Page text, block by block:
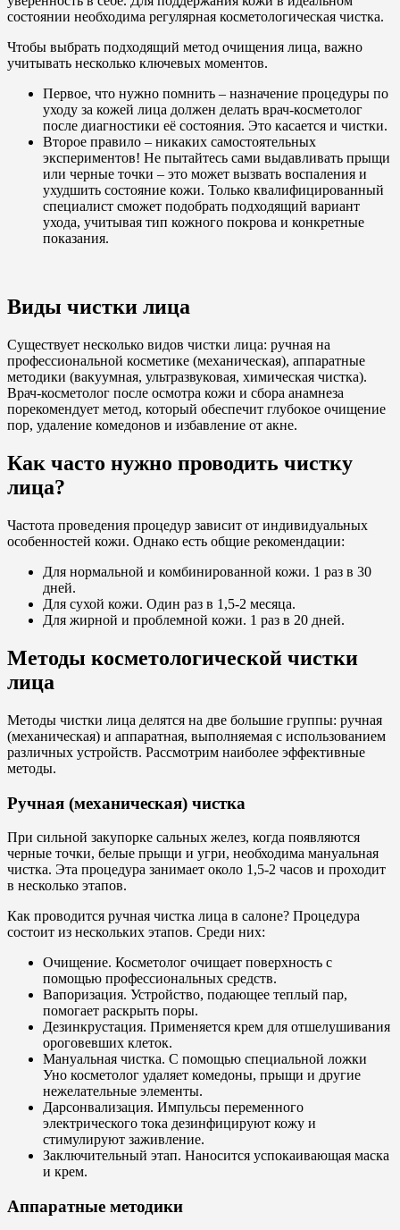
состоянии необходима регулярная косметологическая чистка.
Чтобы выбрать подходящий метод очищения лица, важно
учитывать несколько ключевых моментов.
Первое, что нужно помнить – назначение процедуры по
уходу за кожей лица должен делать врач-косметолог
после диагностики её состояния. Это касается и чистки.
Второе правило – никаких самостоятельных
экспериментов! Не пытайтесь сами выдавливать прыщи
или черные точки – это может вызвать воспаления и
ухудшить состояние кожи. Только квалифицированный
специалист сможет подобрать подходящий вариант
ухода, учитывая тип кожного покрова и конкретные
показания.
Виды чистки лица
Существует несколько видов чистки лица: ручная на
профессиональной косметике (механическая), аппаратные
методики (вакуумная, ультразвуковая, химическая чистка).
Врач-косметолог после осмотра кожи и сбора анамнеза
порекомендует метод, который обеспечит глубокое очищение
пор, удаление комедонов и избавление от акне.
Как часто нужно проводить чистку
лица?
Частота проведения процедур зависит от индивидуальных
особенностей кожи. Однако есть общие рекомендации:
Для нормальной и комбинированной кожи. 1 раз в 30
дней.
Для сухой кожи. Один раз в 1,5-2 месяца.
Для жирной и проблемной кожи. 1 раз в 20 дней.
Методы косметологической чистки
лица
Методы чистки лица делятся на две большие группы: ручная
(механическая) и аппаратная, выполняемая с использованием
различных устройств. Рассмотрим наиболее эффективные
методы.
Ручная (механическая) чистка
При сильной закупорке сальных желез, когда появляются
черные точки, белые прыщи и угри, необходима мануальная
чистка. Эта процедура занимает около 1,5-2 часов и проходит
в несколько этапов.
Как проводится ручная чистка лица в салоне? Процедура
состоит из нескольких этапов. Среди них:
Очищение. Косметолог очищает поверхность с
помощью профессиональных средств.
Вапоризация. Устройство, подающее теплый пар,
помогает раскрыть поры.
Дезинкрустация. Применяется крем для отшелушивания
ороговевших клеток.
Мануальная чистка. С помощью специальной ложки
Уно косметолог удаляет комедоны, прыщи и другие
нежелательные элементы.
Дарсонвализация. Импульсы переменного
электрического тока дезинфицируют кожу и
стимулируют заживление.
Заключительный этап. Наносится успокаивающая маска
и крем.
Аппаратные методики